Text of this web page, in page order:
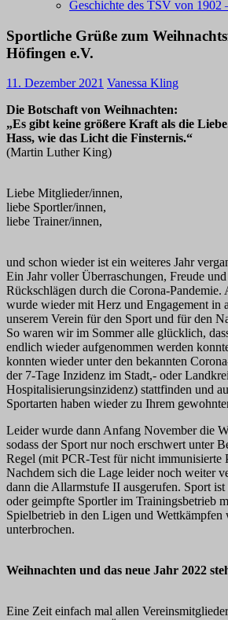
Geschichte des TSV von 1902
Sportliche Grüße zum
Höfingen e.V.
11. Dezember 2021 Vanessa Kling
Die Botschaft von Weihnachten:
„Es gibt keine größere Kraft als die
Hass, wie das Licht die Finsternis.“
(Martin Luther King)
Liebe Mitglieder/innen,
liebe Sportler/innen,
liebe Trainer/innen,
und schon wieder ist ein weiteres Jahr
Ein Jahr voller Überraschungen, Freude
Rückschlägen durch die Corona-Pandemie.
wurde wieder mit Herz und Engagement in
unserem Verein für den Sport und für den
So waren wir im Sommer alle glücklich,
endlich wieder aufgenommen werden
konnten wieder unter den bekannten
der 7-Tage Inzidenz im Stadt,- oder
Hospitalisierungsinzidenz) stattfinden und
Sportarten haben wieder zu Ihrem
Leider wurde dann Anfang November die
sodass der Sport nur noch erschwert unter
Regel (mit PCR-Test für nicht immunisierte
Nachdem sich die Lage leider noch weiter
dann die Allarmstufe II ausgerufen. Sport
oder geimpfte Sportler im Trainingsbetrieb
Spielbetrieb in den Ligen und Wettkämpfen
unterbrochen.
Weihnachten und das neue Jahr 2022
Eine Zeit einfach mal allen